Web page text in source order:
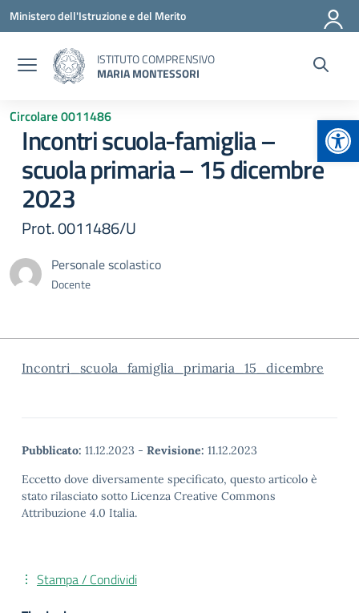
Vai ai contenuti
Vai al menu di navigazione
Vai al footer
Ministero dell'Istruzione e del Merito
ISTITUTO COMPRENSIVO
MARIA MONTESSORI
Circolare 0011486
Incontri scuola-famiglia –
scuola primaria – 15 dicembre
2023
Prot. 0011486/U
Personale scolastico
Docente
Incontri_scuola_famiglia_primaria_15_dicembre
Pubblicato: 11.12.2023 - Revisione: 11.12.2023
Eccetto dove diversamente specificato, questo articolo è
stato rilasciato sotto Licenza Creative Commons
Attribuzione 4.0 Italia.
Stampa / Condividi